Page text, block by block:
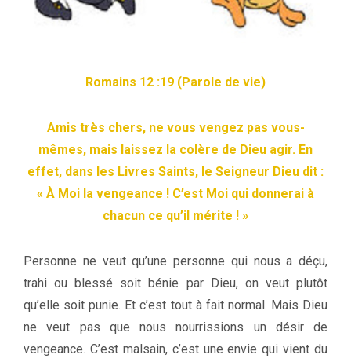
Romains 12 :19 (Parole de vie)
Amis très chers, ne vous vengez pas vous-
mêmes, mais laissez la colère de Dieu agir. En
effet, dans les Livres Saints, le Seigneur Dieu dit :
« À Moi la vengeance ! C’est Moi qui donnerai à
chacun ce qu’il mérite ! »
Personne ne veut qu’une personne qui nous a déçu,
trahi ou blessé soit bénie par Dieu, on veut plutôt
qu’elle soit punie. Et c’est tout à fait normal. Mais Dieu
ne veut pas que nous nourrissions un désir de
vengeance. C’est malsain, c’est une envie qui vient du